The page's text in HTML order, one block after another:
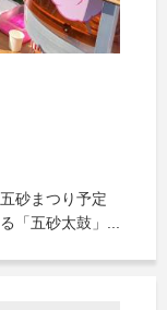
砂まつり予定
「五砂太鼓」...